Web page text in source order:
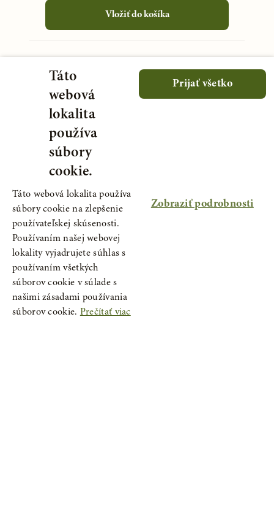
Vložiť do košíka
Túžobník – tinktúra z pupeňov
7,76€
Vložiť do košíka
Táto
webová
lokalita
používa
súbory
cookie.
Táto webová lokalita používa
súbory cookie na zlepšenie
používateľskej skúsenosti.
Používaním našej webovej
lokality vyjadrujete súhlas s
používaním všetkých
súborov cookie v súlade s
našimi zásadami používania
súborov cookie. Prečítať viac
Prijať všetko
Zobraziť podrobnosti